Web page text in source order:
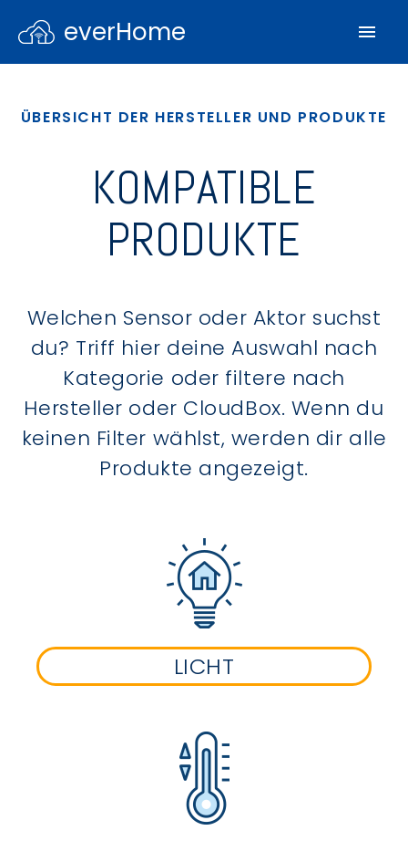
everHome
ÜBERSICHT DER HERSTELLER UND PRODUKTE
KOMPATIBLE
PRODUKTE
Welchen Sensor oder Aktor suchst
du? Triff hier deine Auswahl nach
Kategorie oder filtere nach
Hersteller oder CloudBox. Wenn du
keinen Filter wählst, werden dir alle
Produkte angezeigt.
LICHT